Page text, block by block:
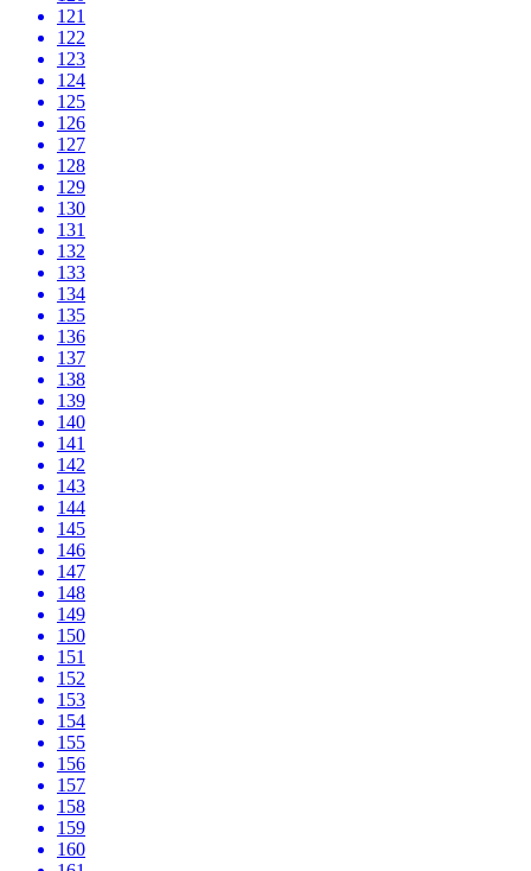
121
122
123
124
125
126
127
128
129
130
131
132
133
134
135
136
137
138
139
140
141
142
143
144
145
146
147
148
149
150
151
152
153
154
155
156
157
158
159
160